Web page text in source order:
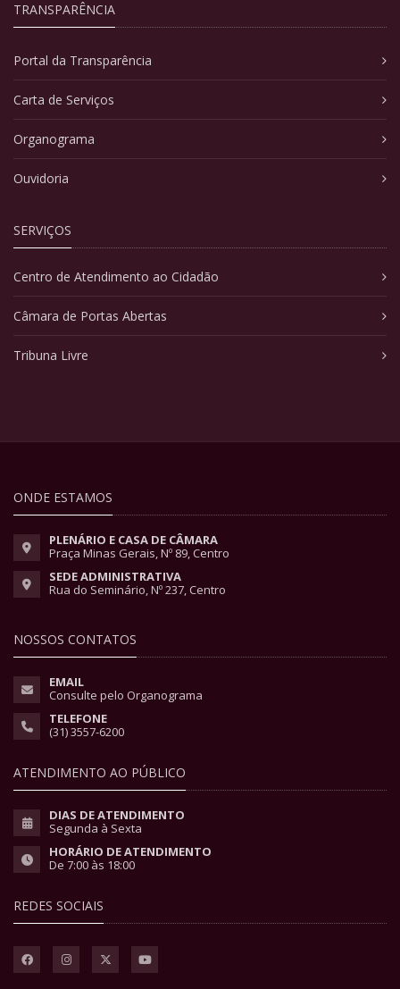
TRANSPARÊNCIA
Portal da Transparência
Carta de Serviços
Organograma
Ouvidoria
SERVIÇOS
Centro de Atendimento ao Cidadão
Câmara de Portas Abertas
Tribuna Livre
ONDE ESTAMOS
PLENÁRIO E CASA DE CÂMARA
Praça Minas Gerais, Nº 89, Centro
SEDE ADMINISTRATIVA
Rua do Seminário, Nº 237, Centro
NOSSOS CONTATOS
EMAIL
Consulte pelo Organograma
TELEFONE
(31) 3557-6200
ATENDIMENTO AO PÚBLICO
DIAS DE ATENDIMENTO
Segunda à Sexta
HORÁRIO DE ATENDIMENTO
De 7:00 às 18:00
REDES SOCIAIS